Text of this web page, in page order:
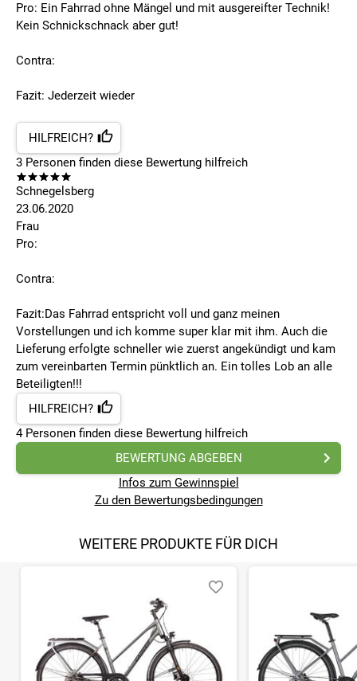
Pro: Ein Fahrrad ohne Mängel und mit ausgereifter Technik!
Kein Schnickschnack aber gut!
Contra:
Fazit: Jederzeit wieder
HILFREICH?
3 Personen finden diese Bewertung hilfreich
Schnegelsberg
23.06.2020
Frau
Pro:
Contra:
Fazit:Das Fahrrad entspricht voll und ganz meinen
Vorstellungen und ich komme super klar mit ihm. Auch die
Lieferung erfolgte schneller wie zuerst angekündigt und kam
zum vereinbarten Termin pünktlich an. Ein tolles Lob an alle
Beteiligten!!!
HILFREICH?
4Personen finden diese Bewertung hilfreich
BEWERTUNG ABGEBEN
Infos zum Gewinnspiel
Zu den Bewertungsbedingungen
WEITERE PRODUKTE FÜR DICH